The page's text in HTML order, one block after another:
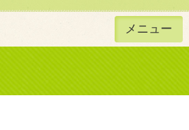
Style 無料で英語学習 メニュー